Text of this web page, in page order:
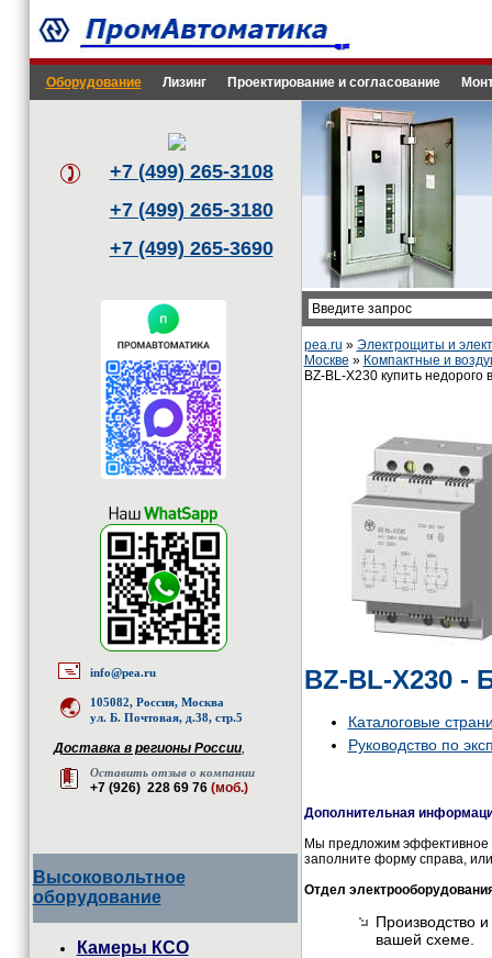
Оборудование Лизинг Проектирование и согласование
+7 (499) 265-3108
+7 (499) 265-3180
+7 (499) 265-3690
info@pea.ru
105082, Россия, Москва
ул. Б. Почтовая, д.38, стр.5
Доставка в регионы России,
Оставить отзыв о компании
+7 (926) 228 69 76 (моб.)
Высоковольтное
оборудование
Камеры КСО
pea.ru » Электрощиты и
Москве » Компактные и
BZ-BL-X230 купить недорого
BZ-BL-X230 -
Каталоговые
Руководство по
Дополнительная
Мы предложим эффективное
заполните форму справа,
Отдел
Производство
вашей схеме.